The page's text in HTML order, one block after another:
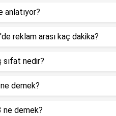
anlatıyor?
reklam arası kaç dakika?
sıfat nedir?
demek?
ne demek?